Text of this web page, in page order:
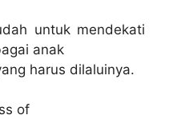
untuk mendekati
anak
harus dilaluinya.
of